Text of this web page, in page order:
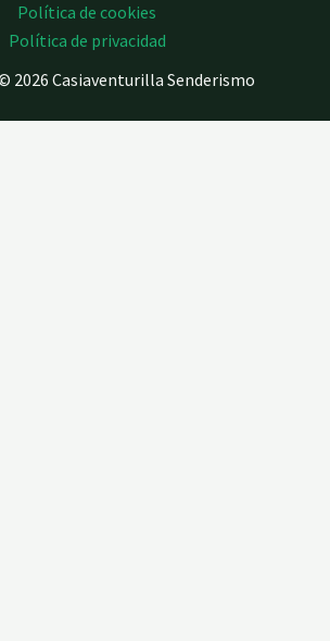
Política de cookies
Política de privacidad
2026 Casiaventurilla Senderismo